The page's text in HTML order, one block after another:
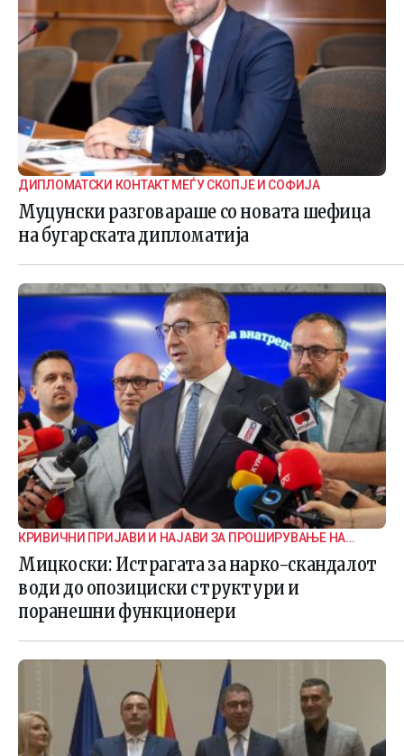
ДИПЛОМАТСКИ КОНТАКТ МЕЃУ СКОПЈЕ И СОФИЈА
Муцунски разговараше со новата шефица
на бугарската дипломатија
КРИВИЧНИ ПРИЈАВИ И НАЈАВИ ЗА ПРОШИРУВАЊЕ НА
ИСТРАГАТА
Мицкоски: Истрагата за нарко-скандалот
води до опозициски структури и
поранешни функционери